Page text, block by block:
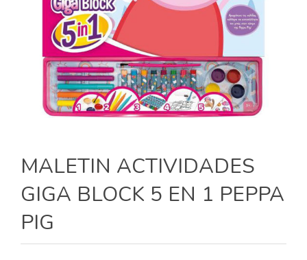
MALETIN ACTIVIDADES
GIGA BLOCK 5 EN 1 PEPPA
PIG